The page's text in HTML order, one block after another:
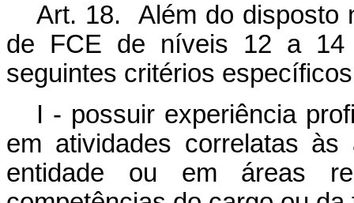
Art. 18. Além do disposto
de FCE de níveis 12 a 14
seguintes critérios
I - possuir experiência
em atividades correlatas
entidade ou em áreas